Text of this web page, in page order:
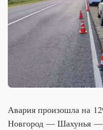
Авария произошла на
Новгород — Шахунья —